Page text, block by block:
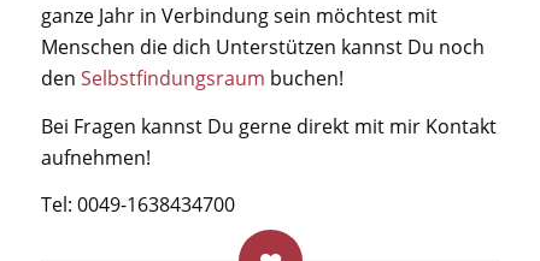
ganze Jahr in Verbindung sein möchtest mit
Menschen die dich Unterstützen kannst Du noch
den Selbstfindungsraum buchen!
Bei Fragen kannst Du gerne direkt mit mir Kontakt
aufnehmen!
Tel: 0049-1638434700